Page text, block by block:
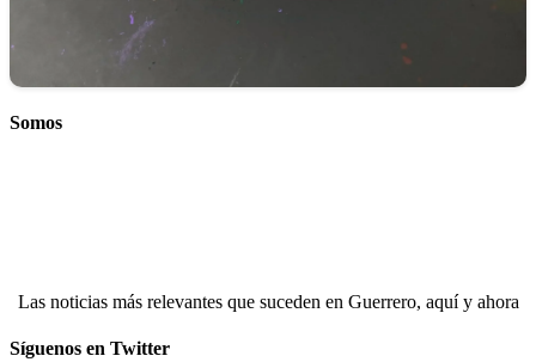
Somos
Las noticias más relevantes que suceden en Guerrero, aquí y ahora
Síguenos en Twitter